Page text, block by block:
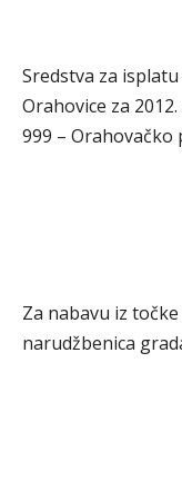
Sredstva za
Orahovice za
999 – Orahovačko
Za nabavu iz
narudžbenica